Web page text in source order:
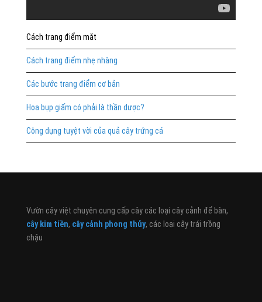
Cách trang điểm mắt
Cách trang điểm nhẹ nhàng
Các bước trang điểm cơ bản
Hoa bụp giấm có phải là thần dược?
Công dụng tuyệt vời của quả cây trứng cá
Vườn cây việt chuyên cung cấp cây các loại cây cảnh để bàn,
cây kim tiền, cây cảnh phong thủy, các loại cây trái trồng
chậu